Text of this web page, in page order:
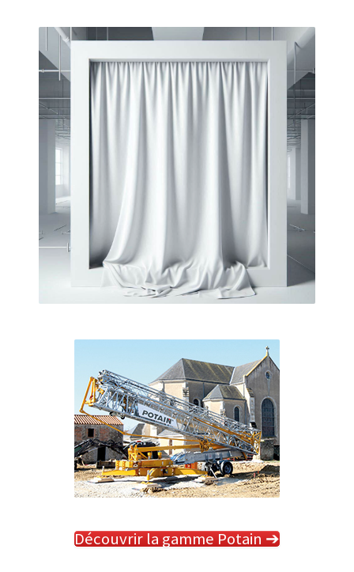
Découvrir la gamme Potain ➔